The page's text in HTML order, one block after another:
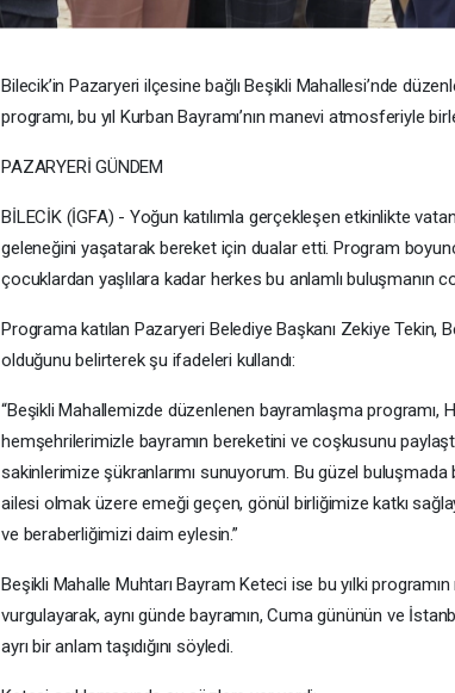
Bilecik’in Pazaryeri ilçesine bağlı Beşikli Mahallesi’nde
programı, bu yıl Kurban Bayramı’nın manevi atmosferiyle
PAZARYERİ GÜNDEM
BİLECİK (İGFA) - Yoğun katılımla gerçekleşen etkinlikte
geleneğini yaşatarak bereket için dualar etti. Program
çocuklardan yaşlılara kadar herkes bu anlamlı buluşmanın
Programa katılan Pazaryeri Belediye Başkanı Zekiye Tekin,
olduğunu belirterek şu ifadeleri kullandı:
“Beşikli Mahallemizde düzenlenen bayramlaşma programı,
hemşehrilerimizle bayramın bereketini ve coşkusunu
sakinlerimize şükranlarımı sunuyorum. Bu güzel
ailesi olmak üzere emeği geçen, gönül birliğimize katkı
ve beraberliğimizi daim eylesin.”
Beşikli Mahalle Muhtarı Bayram Keteci ise bu yılki
vurgulayarak, aynı günde bayramın, Cuma gününün ve
ayrı bir anlam taşıdığını söyledi.